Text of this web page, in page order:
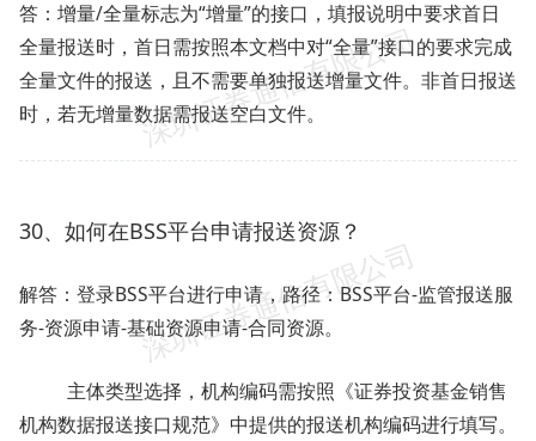
答：增量/全量标志为“增量”的接口，填报说明中要求首日
全量报送时，首日需按照本文档中对“全量”接口的要求完成
全量文件的报送，且不需要单独报送增量文件。非首日报送
时，若无增量数据需报送空白文件。
30、如何在BSS平台申请报送资源？
解答：登录BSS平台进行申请，路径：BSS平台-监管报送服
务-资源申请-基础资源申请-合同资源。
主体类型选择，机构编码需按照《证券投资基金销售
机构数据报送接口规范》中提供的报送机构编码进行填写。